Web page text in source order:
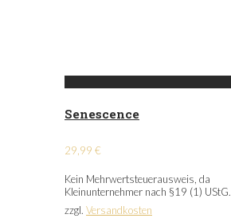
Senescence
29,99 €
Kein Mehrwertsteuerausweis, da
Kleinunternehmer nach §19 (1) UStG.
zzgl. Versandkosten